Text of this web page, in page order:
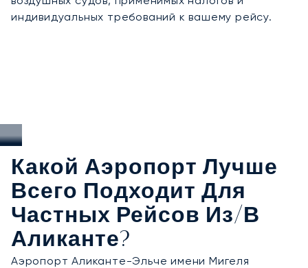
Аликанте в высокий летний сезон и во время
крупных культурных событий, таких как праздник
индивидуальных требований к вашему рейсу.
Какой Аэропорт Лучше
Всего Подходит Для
Частных Рейсов Из/в
Аликанте?
Аэропорт Аликанте-Эльче имени Мигеля